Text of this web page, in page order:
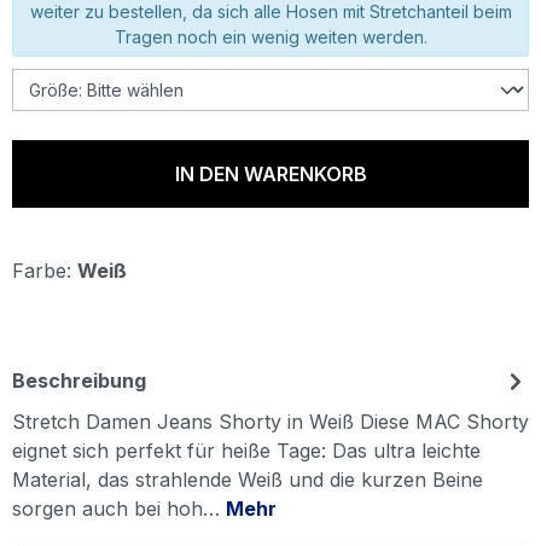
weiter zu bestellen, da sich alle Hosen mit Stretchanteil beim
Tragen noch ein wenig weiten werden.
IN DEN WARENKORB
Farbe: Weiß
Beschreibung
Stretch Damen Jeans Shorty in Weiß Diese MAC Shorty
eignet sich perfekt für heiße Tage: Das ultra leichte
Material, das strahlende Weiß und die kurzen Beine
sorgen auch bei hoh… Mehr